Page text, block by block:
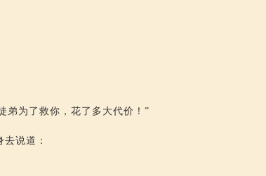
弟为了救你，花了多大代价！”
说道：